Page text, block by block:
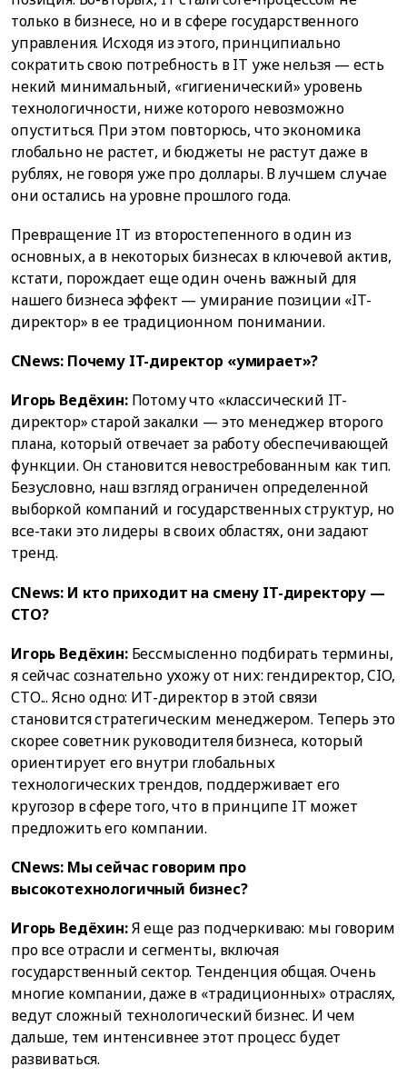
только в бизнесе, но и в сфере государственного
управления. Исходя из этого, принципиально
сократить свою потребность в IT уже нельзя — есть
некий минимальный, «гигиенический» уровень
технологичности, ниже которого невозможно
опуститься. При этом повторюсь, что экономика
глобально не растет, и бюджеты не растут даже в
рублях, не говоря уже про доллары. В лучшем случае
они остались на уровне прошлого года.
Превращение IT из второстепенного в один из
основных, а в некоторых бизнесах в ключевой актив,
кстати, порождает еще один очень важный для
нашего бизнеса эффект — умирание позиции «IT-
директор» в ее традиционном понимании.
CNews: Почему IT-директор «умирает»?
Игорь Ведёхин:Потому что «классический IT-
директор» старой закалки — это менеджер второго
плана, который отвечает за работу обеспечивающей
функции. Он становится невостребованным как тип.
Безусловно, наш взгляд ограничен определенной
выборкой компаний и государственных структур, но
все-таки это лидеры в своих областях, они задают
тренд.
CNews: И кто приходит на смену IT-директору —
CTO?
Игорь Ведёхин:Бессмысленно подбирать термины,
я сейчас сознательно ухожу от них: гендиректор, CIO,
СTО... Ясно одно: ИТ-директор в этой связи
становится стратегическим менеджером. Теперь это
скорее советник руководителя бизнеса, который
ориентирует его внутри глобальных
технологических трендов, поддерживает его
кругозор в сфере того, что в принципе IT может
предложить его компании.
CNews: Мы сейчас говорим про
высокотехнологичный бизнес?
Игорь Ведёхин:Я еще раз подчеркиваю: мы говорим
про все отрасли и сегменты, включая
государственный сектор. Тенденция общая. Очень
многие компании, даже в «традиционных» отраслях,
ведут сложный технологический бизнес. И чем
дальше, тем интенсивнее этот процесс будет
развиваться.